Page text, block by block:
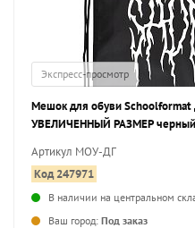
Экспресс-просмотр
Мешок для обуви
УВЕЛИЧЕННЫЙ РАЗМЕР
Артикул МОУ-ДГ
Код 247971
В наличии на центральном
Ваш город: Под заказ